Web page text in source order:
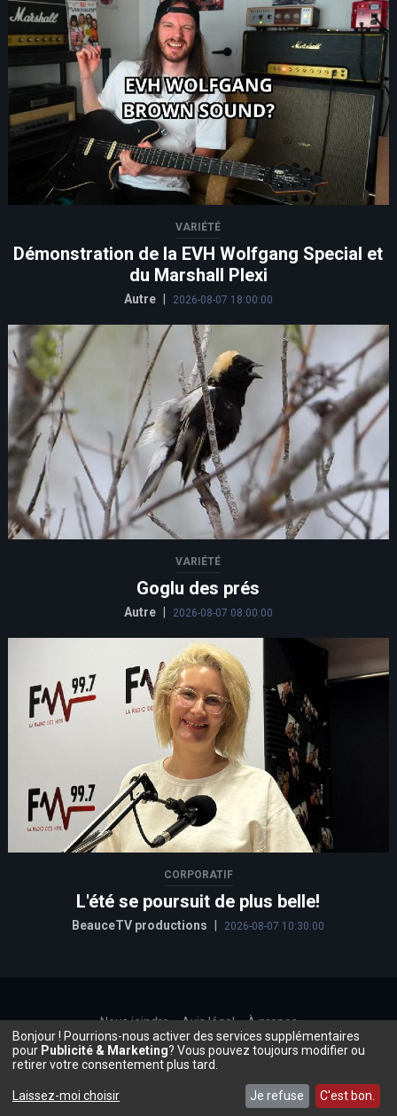
VARIÉTÉ
Démonstration de la EVH Wolfgang Special et
du Marshall Plexi
Autre 2026-08-07 18:00:00
VARIÉTÉ
Goglu des prés
Autre 2026-08-07 08:00:00
CORPORATIF
L'été se poursuit de plus belle!
BeauceTV productions 2026-08-07 10:30:00
Bonjour ! Pourrions-nous activer des services supplémentaires
pour Publicité & Marketing? Vous pouvez toujours modifier ou
retirer votre consentement plus tard.
Laissez-moi choisir Je refuse C'est bon.
Nous joindre Avis légal À propos
©2026, Beauce.TV